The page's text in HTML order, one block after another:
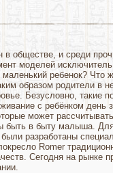
обществе, и среди
моделей
ребенок? Что
образом родители в
Безусловно, такие
с ребёнком день
может
в быту малыша. Для
разработаны
Romer
Сегодня на рынке